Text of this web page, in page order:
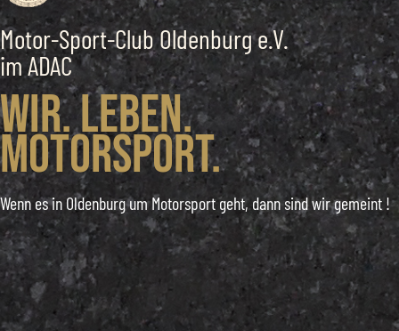
Motor-Sport-Club Oldenburg e.V.
im ADAC
Wir. Leben.
Motorsport.
Wenn es in Oldenburg um Motorsport geht, dann sind wir gemeint !